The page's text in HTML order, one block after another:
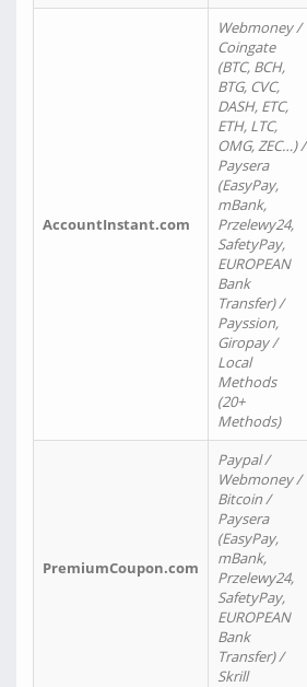
AccountInstant.com
Webmoney /
Coingate
(BTC, BCH,
BTG, CVC,
DASH, ETC,
ETH, LTC,
OMG, ZEC…) /
Paysera
(EasyPay,
mBank,
Przelewy24,
SafetyPay,
EUROPEAN
Bank
Transfer) /
Payssion,
Giropay /
Local
Methods
(20+
Methods)
PremiumCoupon.com
Paypal /
Webmoney /
Bitcoin /
Paysera
(EasyPay,
mBank,
Przelewy24,
SafetyPay,
EUROPEAN
Bank
Transfer) /
Skrill